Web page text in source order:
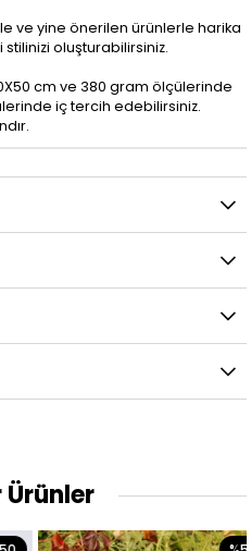
ve yine önerilen ürünlerle harika
oluşturabilirsiniz.
cm ve 380 gram ölçülerinde
iç tercih edebilirsiniz.
Ürünler